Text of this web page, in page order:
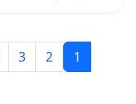
1
2
3